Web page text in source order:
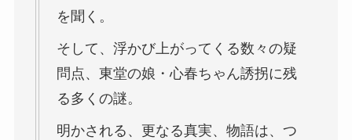
を聞く。
そして、浮かび上がってくる数々の疑
問点、東堂の娘・心春ちゃん誘拐に残
る多くの謎。
明かされる、更なる真実、物語は、つ